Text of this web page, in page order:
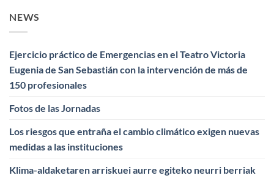
NEWS
Ejercicio práctico de Emergencias en el Teatro Victoria
Eugenia de San Sebastián con la intervención de más de
150 profesionales
Fotos de las Jornadas
Los riesgos que entraña el cambio climático exigen nuevas
medidas a las instituciones
Klima-aldaketaren arriskuei aurre egiteko neurri berriak